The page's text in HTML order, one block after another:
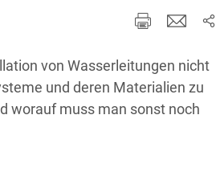
von Wasserleitungen nicht
und deren Materialien zu
worauf muss man sonst noch